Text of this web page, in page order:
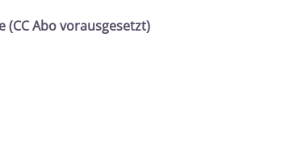
Abo vorausgesetzt)